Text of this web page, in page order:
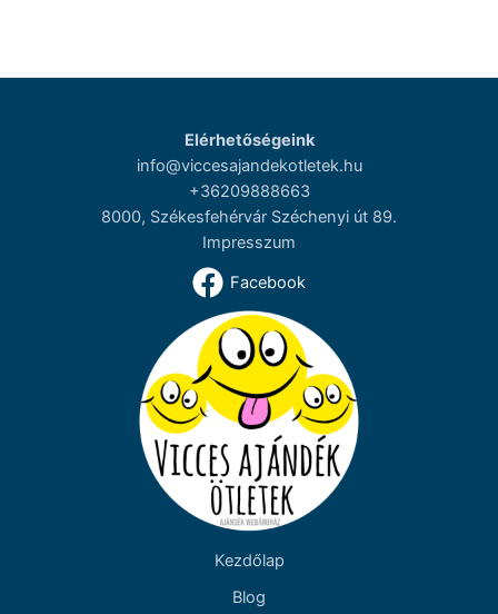
Elérhetőségeink
info@viccesajandekotletek.hu
+36209888663
8000, Székesfehérvár Széchenyi út 89.
Impresszum
Facebook
Kezdőlap
Blog